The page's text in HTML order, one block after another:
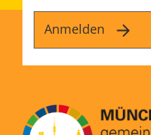
Anmelden